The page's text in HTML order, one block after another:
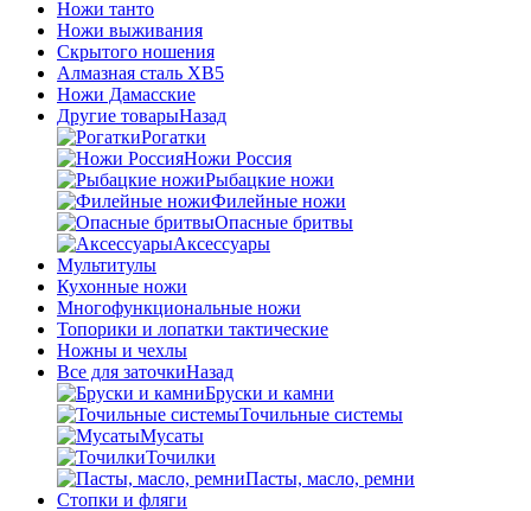
Ножи танто
Ножи выживания
Скрытого ношения
Алмазная сталь ХВ5
Ножи Дамасские
Другие товарыНазад
Рогатки
Ножи Россия
Рыбацкие ножи
Филейные ножи
Опасные бритвы
Аксессуары
Мультитулы
Кухонные ножи
Многофункциональные ножи
Топорики и лопатки тактические
Ножны и чехлы
Все для заточкиНазад
Бруски и камни
Точильные системы
Мусаты
Точилки
Пасты, масло, ремни
Стопки и фляги